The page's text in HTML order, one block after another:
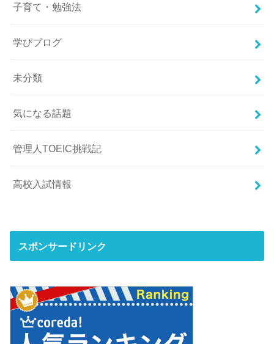
子育て・勉強法
学びブログ
未分類
気になる話題
管理人TOEIC挑戦記
高校入試情報
スポンサードリンク